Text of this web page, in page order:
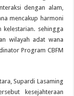
dengan alam,
mencakup harmoni
sehingga
wilayah adat wana
Program CBFM
Supardi Lasaming
kesejahteraan